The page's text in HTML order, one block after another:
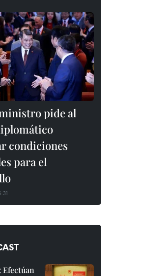
pide al
condiciones
para el
Efectúan